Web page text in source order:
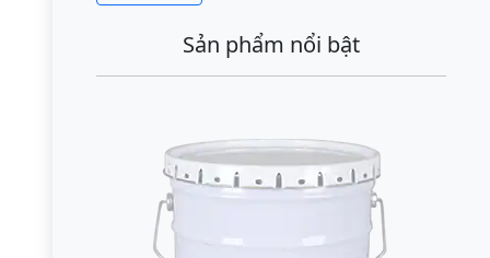
Sản phẩm nổi bật